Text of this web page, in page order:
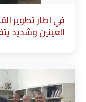
في اطار تطوير
العينين وشديد
in news
Arabic
Summary 0/200 characters